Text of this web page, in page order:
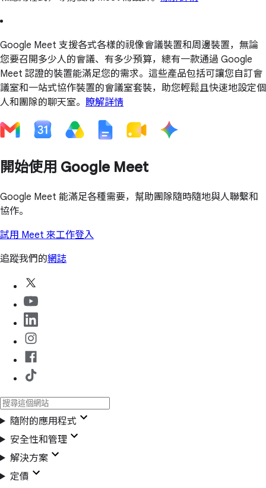
Google Meet 支援各式各樣的視像會議裝置和周邊裝置，無論
您要召開多少人的會議、有多少預算，總有一款通過 Google
Meet 認證的裝置能滿足您的需求。這些產品包括可讓您自訂會
議室和一站式協作裝置的會議室套裝，助您輕鬆且快速地設定個
人和團隊的聊天室。 瞭解詳情
開始使用 Google Meet
Google Meet 能滿足各種需要，幫助團隊隨時隨地與人聯繫和
協作。
試用 Meet 來工作登入
追蹤我們的網誌
隨附的應用程式
安全性和管理
解決方案
定價